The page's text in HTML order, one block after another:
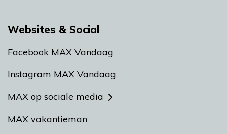
Websites & Social
Facebook MAX Vandaag
Instagram MAX Vandaag
MAX op sociale media
MAX vakantieman